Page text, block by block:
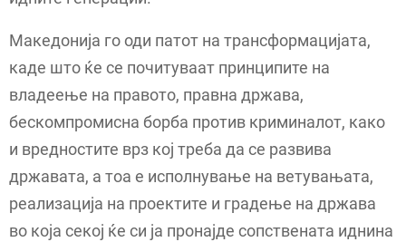
Македонија го оди патот на трансформацијата,
каде што ќе се почитуваат принципите на
владеење на правото, правна држава,
бескомпромисна борба против криминалот, како
и вредностите врз кој треба да се развива
државата, а тоа е исполнување на ветувањата,
реализација на проектите и градење на држава
во која секој ќе си ја пронајде сопствената иднина